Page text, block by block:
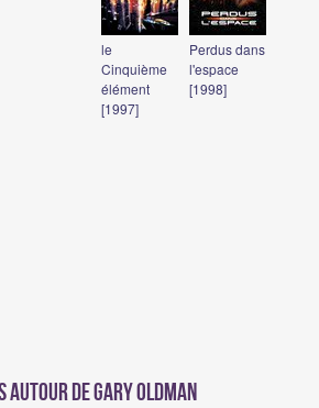
le
Cinquième
élément
[1997]
Perdus dans
l'espace
[1998]
de Gary Oldman